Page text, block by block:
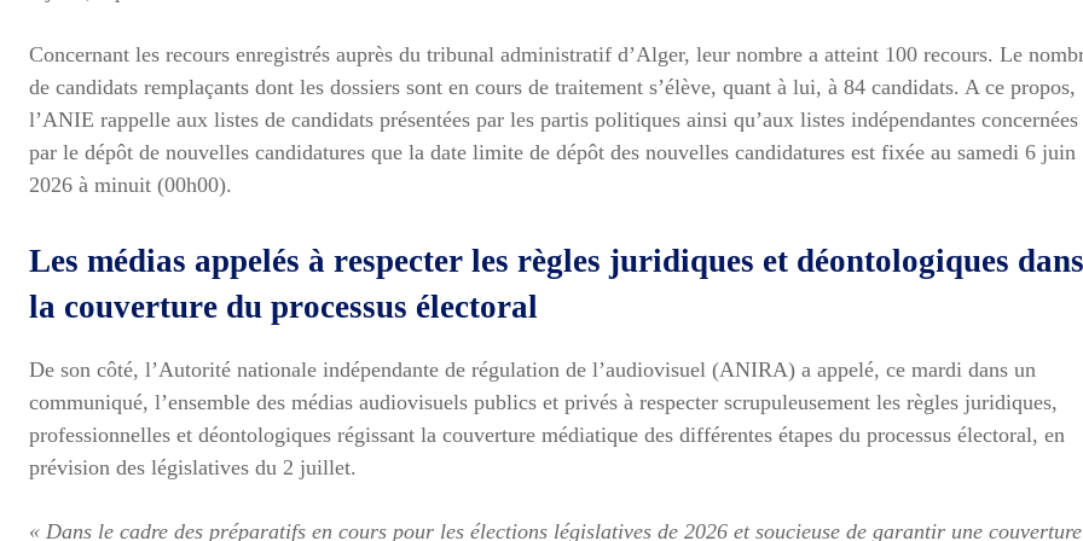
Concernant les recours enregistrés auprès du tribunal administratif d’Alger, leur nombre a atteint 100 recours. Le
de candidats remplaçants dont les dossiers sont en cours de traitement s’élève, quant à lui, à 84 candidats. A ce propos,
l’ANIE rappelle aux listes de candidats présentées par les partis politiques ainsi qu’aux listes indépendantes concernées
par le dépôt de nouvelles candidatures que la date limite de dépôt des nouvelles candidatures est fixée au samedi 6 juin
2026 à minuit (00h00).
Les médias appelés à respecter les règles juridiques et déontologiques dans
la couverture du processus électoral
De son côté, l’Autorité nationale indépendante de régulation de l’audiovisuel (ANIRA) a appelé, ce mardi dans un
communiqué, l’ensemble des médias audiovisuels publics et privés à respecter scrupuleusement les règles juridiques,
professionnelles et déontologiques régissant la couverture médiatique des différentes étapes du processus électoral, en
prévision des législatives du 2 juillet.
« Dans le cadre des préparatifs en cours pour les élections législatives de 2026 et soucieuse de garantir une couverture